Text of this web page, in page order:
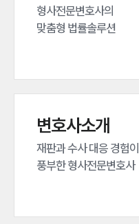
형사전문변호사의
맞춤형 법률솔루션
변호사소개
재판과 수사 대응 경험이
풍부한 형사전문변호사